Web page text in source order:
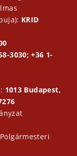
KRID
3030; +36 1-
1013 Budapest,